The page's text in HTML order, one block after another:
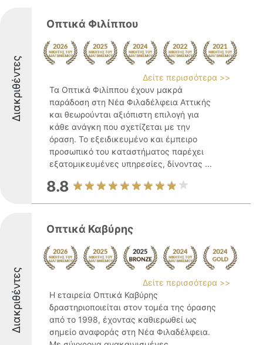
Διακριθέντες
Οπτικά Φιλίππου
Δείτε περισσότερα >>
Τα Οπτικά Φιλίππου έχουν μακρά
παράδοση στη Νέα Φιλαδέλφεια Αττικής
και θεωρούνται αξιόπιστη επιλογή για
κάθε ανάγκη που σχετίζεται με την
όραση. Το εξειδικευμένο και έμπειρο
προσωπικό του καταστήματος παρέχει
εξατομικευμένες υπηρεσίες, δίνοντας ...
8.8
Διακριθέντες
Οπτικά Καβύρης
Δείτε περισσότερα >>
Η εταιρεία Οπτικά Καβύρης
δραστηριοποιείται στον τομέα της όρασης
από το 1998, έχοντας καθιερωθεί ως
σημείο αναφοράς στη Νέα Φιλαδέλφεια.